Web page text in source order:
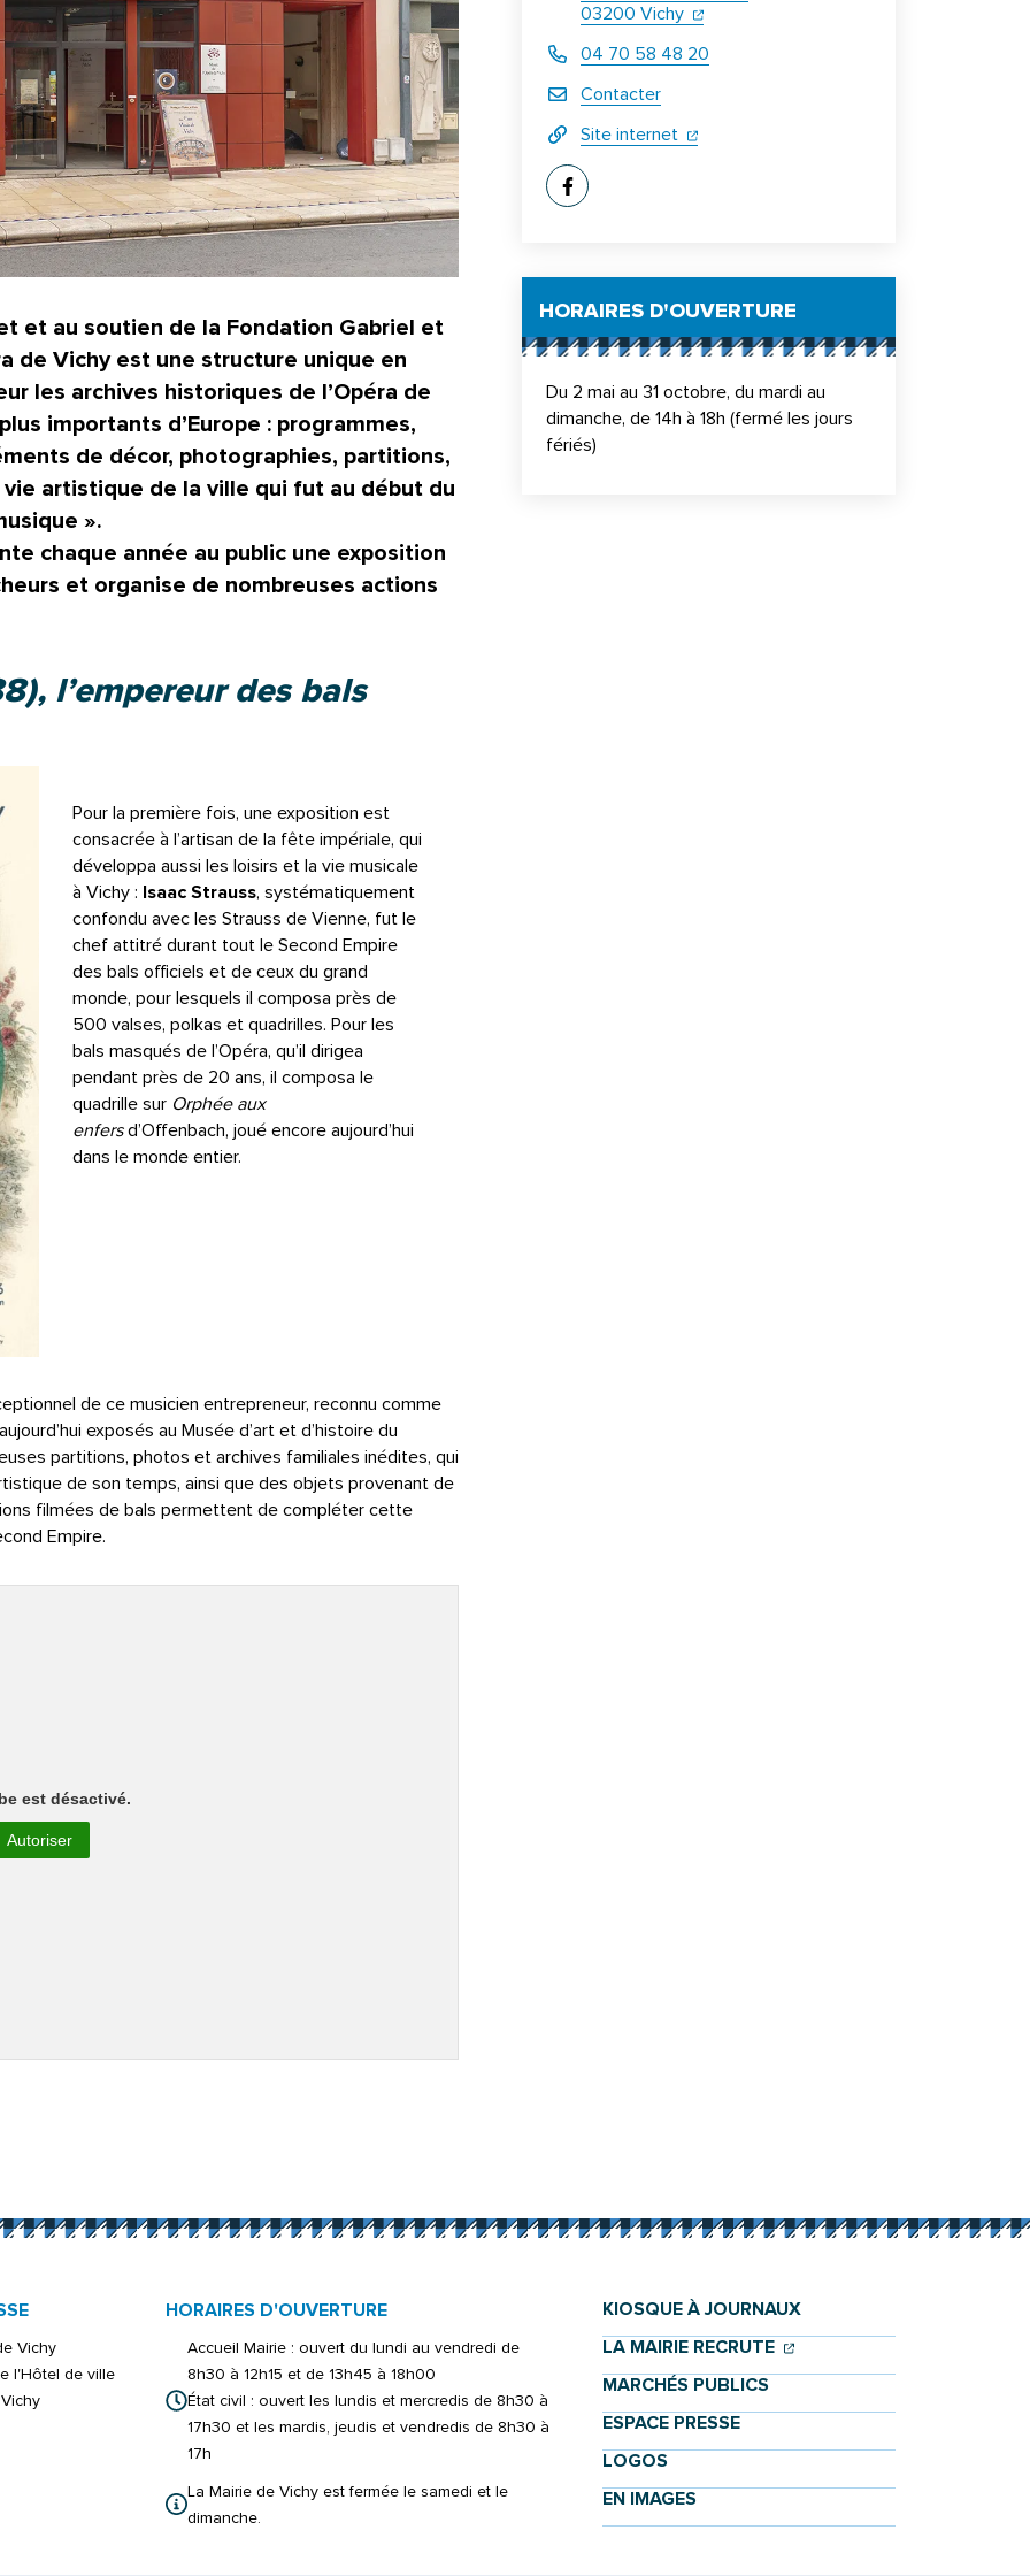
et au soutien de la Fondation Gabriel et
de Vichy est une structure unique en
les archives historiques de l’Opéra de
importants d’Europe : programmes,
de décor, photographies, partitions,
artistique de la ville qui fut au début du
».
chaque année au public une exposition
et organise de nombreuses actions
l’empereur des bals
Pour la première fois, une exposition est
consacrée à l’artisan de la fête impériale, qui
développa aussi les loisirs et la vie musicale
à Vichy : Isaac Strauss, systématiquement
confondu avec les Strauss de Vienne, fut le
chef attitré durant tout le Second Empire
des bals officiels et de ceux du grand
monde, pour lesquels il composa près de
500 valses, polkas et quadrilles. Pour les
bals masqués de l’Opéra, qu’il dirigea
pendant près de 20 ans, il composa le
quadrille sur Orphée aux
enfersd’Offenbach, joué encore aujourd’hui
dans le monde entier.
de ce musicien entrepreneur, reconnu comme
exposés au Musée d’art et d’histoire du
partitions, photos et archives familiales inédites, qui
de son temps, ainsi que des objets provenant de
filmées de bals permettent de compléter cette
Empire.
est désactivé.
Autoriser
03200 Vichy (ouverture dans un nouvel onglet)
(ouverture dans un nouvel onglet)
04 70 58 48 20
Contacter
Site internet (ouverture dans un nouvel onglet)
(ouverture dans un nouvel onglet)
Facebook
(ouverture dans un nouvel onglet)
HORAIRES D'OUVERTURE
Du 2 mai au 31 octobre, du mardi au
dimanche, de 14h à 18h (fermé les jours
fériés)
onglet)
un nouvel onglet)
e-mail
dans un nouvel onglet)
Vichy
l'Hôtel de ville
HORAIRES D'OUVERTURE
Accueil Mairie : ouvert du lundi au vendredi de
8h30 à 12h15 et de 13h45 à 18h00
État civil : ouvert les lundis et mercredis de 8h30 à
17h30 et les mardis, jeudis et vendredis de 8h30 à
17h
La Mairie de Vichy est fermée le samedi et le
dimanche.
KIOSQUE À JOURNAUX
LA MAIRIE RECRUTE (OUVERTURE DANS UN
(OUVERTURE DANS UN
MARCHÉS PUBLICS
ESPACE PRESSE
LOGOS
EN IMAGES